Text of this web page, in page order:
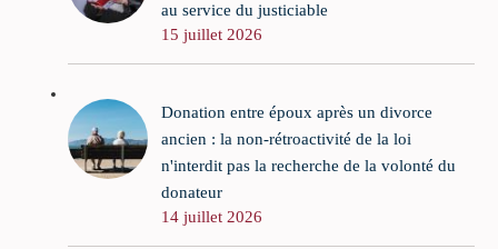
au service du justiciable
15 juillet 2026
Donation entre époux après un divorce
ancien : la non-rétroactivité de la loi
n'interdit pas la recherche de la volonté du
donateur
14 juillet 2026